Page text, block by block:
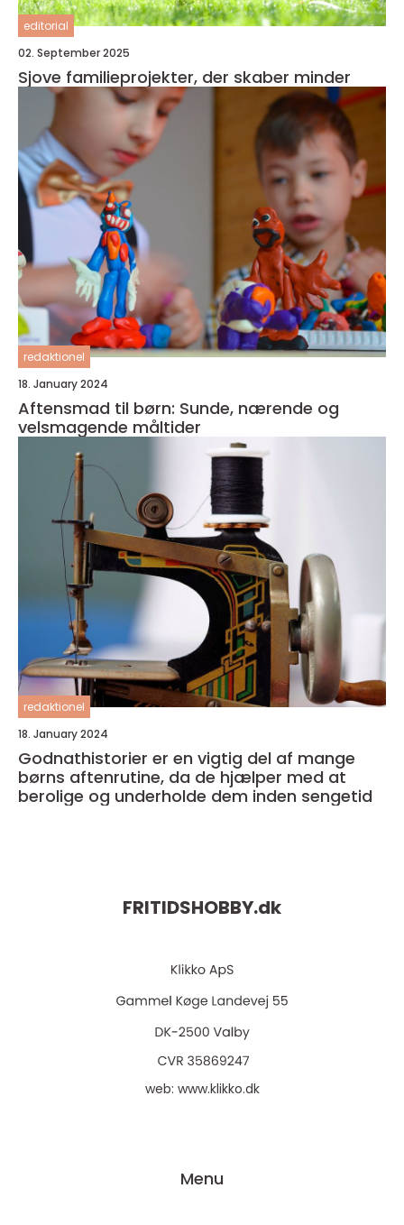
editorial
02. September 2025
Sjove familieprojekter, der skaber minder
redaktionel
18. January 2024
Aftensmad til børn: Sunde, nærende og
velsmagende måltider
redaktionel
18. January 2024
Godnathistorier er en vigtig del af mange
børns aftenrutine, da de hjælper med at
berolige og underholde dem inden sengetid
FRITIDSHOBBY.dk
web: www.klikko.dk
Menu